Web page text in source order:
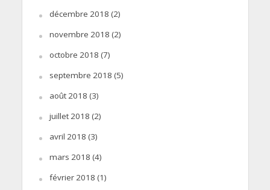
décembre 2018 (2)
novembre 2018 (2)
octobre 2018 (7)
septembre 2018 (5)
août 2018 (3)
juillet 2018 (2)
avril 2018 (3)
mars 2018 (4)
février 2018 (1)